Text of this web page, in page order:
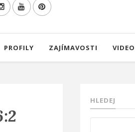
PROFILY ZAJÍMAVOSTI VIDEO
HLEDEJ